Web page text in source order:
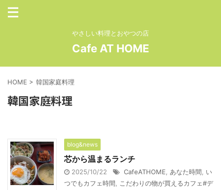
やさしい料理とおやつの店
Cafe AT HOME
HOME > 韓国家庭料理
韓国家庭料理
blog&news
芯から温まるランチ
2025/10/22 CafeATHOME あなた時間
い
つでもカフェ時間
こだわりの物が買えるカフェ#デ